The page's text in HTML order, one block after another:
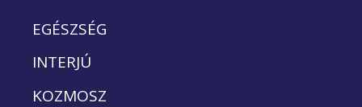
EGÉSZSÉG
INTERJÚ
KOZMOSZ